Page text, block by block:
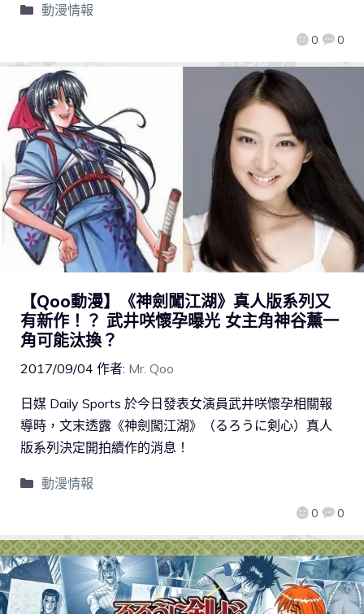
0 0
動漫情報
【Qoo動漫】《神劍闖江湖》真人版系列又
有新作！？ 武井咲懷孕曝光 女主角神谷薰一
角可能汰換？
2017/09/04 作者: Mr. Qoo
0 0
日媒 Daily Sports 於今日發表女演員武井咲懷孕相關報
導時，文末透露《神劍闖江湖》（るろうに剣心）真人
版系列決定開拍續作的消息！
動漫情報